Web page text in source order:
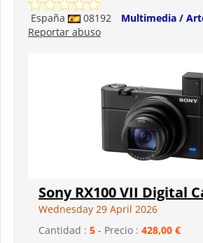
España 08192
Multimedia /
Reportar abuso
Sony RX100 VII Digital
Wednesday 29 April 2026
Cantidad : 5 - Precio : 428,00 €